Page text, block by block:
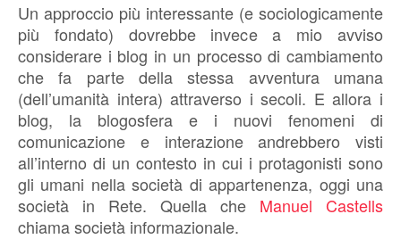
Un approccio più interessante (e sociologicamente
più fondato) dovrebbe invece a mio avviso
considerare i blog in un processo di cambiamento
che fa parte della stessa avventura umana
(dell’umanità intera) attraverso i secoli. E allora i
blog, la blogosfera e i nuovi fenomeni di
comunicazione e interazione andrebbero visti
all’interno di un contesto in cui i protagonisti sono
gli umani nella società di appartenenza, oggi una
società in Rete. Quella che Manuel Castells
chiama società informazionale.